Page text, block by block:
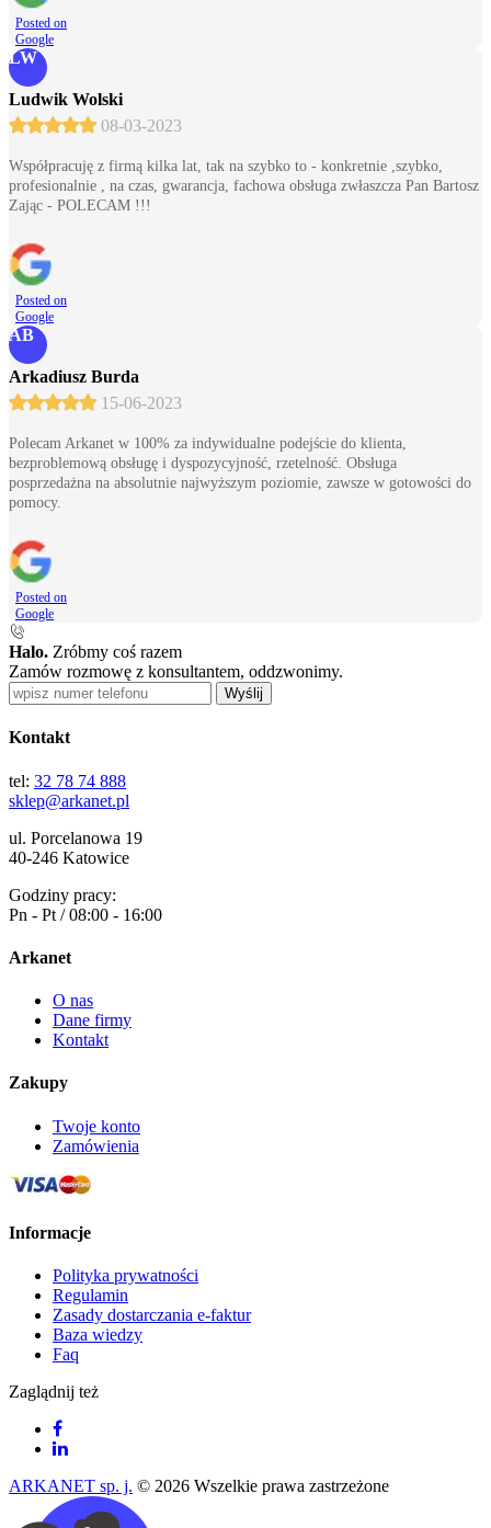
Posted on
Google
LW
Ludwik Wolski
08-03-2023
Współpracuję z firmą kilka lat, tak na szybko to - konkretnie ,szybko,
profesionalnie , na czas, gwarancja, fachowa obsługa zwłaszcza Pan Bartosz
Zając - POLECAM !!!
Posted on
Google
AB
Arkadiusz Burda
15-06-2023
Polecam Arkanet w 100% za indywidualne podejście do klienta,
bezproblemową obsługę i dyspozycyjność, rzetelność. Obsługa
posprzedażna na absolutnie najwyższym poziomie, zawsze w gotowości do
pomocy.
Posted on
Google
Halo. Zróbmy coś razem
Zamów rozmowę z konsultantem, oddzwonimy.
Wyślij
Kontakt
tel: 32 78 74 888
sklep@arkanet.pl
ul. Porcelanowa 19
40-246 Katowice
Godziny pracy:
Pn - Pt / 08:00 - 16:00
Arkanet
O nas
Dane firmy
Kontakt
Zakupy
Twoje konto
Zamówienia
Informacje
Polityka prywatności
Regulamin
Zasady dostarczania e-faktur
Baza wiedzy
Faq
Zaglądnij też
ARKANET sp. j. © 2026 Wszelkie prawa zastrzeżone